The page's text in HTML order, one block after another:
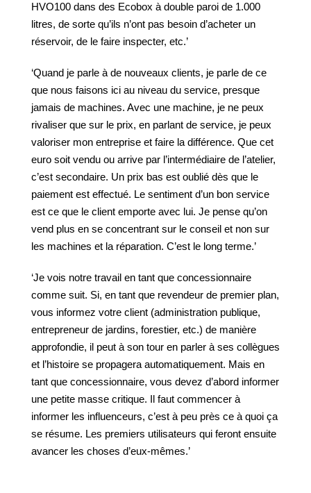
HVO100 dans des Ecobox à double paroi de 1.000
litres, de sorte qu’ils n’ont pas besoin d’acheter un
réservoir, de le faire inspecter, etc.’
‘Quand je parle à de nouveaux clients, je parle de ce
que nous faisons ici au niveau du service, presque
jamais de machines. Avec une machine, je ne peux
rivaliser que sur le prix, en parlant de service, je peux
valoriser mon entreprise et faire la différence. Que cet
euro soit vendu ou arrive par l’intermédiaire de l’atelier,
c’est secondaire. Un prix bas est oublié dès que le
paiement est effectué. Le sentiment d’un bon service
est ce que le client emporte avec lui. Je pense qu’on
vend plus en se concentrant sur le conseil et non sur
les machines et la réparation. C’est le long terme.’
‘Je vois notre travail en tant que concessionnaire
comme suit. Si, en tant que revendeur de premier plan,
vous informez votre client (administration publique,
entrepreneur de jardins, forestier, etc.) de manière
approfondie, il peut à son tour en parler à ses collègues
et l’histoire se propagera automatiquement. Mais en
tant que concessionnaire, vous devez d’abord informer
une petite masse critique. Il faut commencer à
informer les influenceurs, c’est à peu près ce à quoi ça
se résume. Les premiers utilisateurs qui feront ensuite
avancer les choses d’eux-mêmes.’